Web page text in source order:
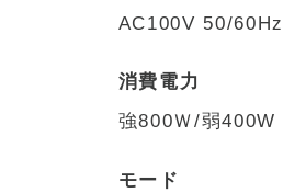
AC100V 50/60Hz
消費電力
強800Ｗ/弱400W
モード